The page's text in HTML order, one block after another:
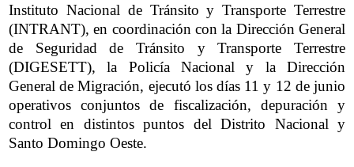
Instituto Nacional de Tránsito y Transporte Terrestre
(INTRANT), en coordinación con la Dirección General
de Seguridad de Tránsito y Transporte Terrestre
(DIGESETT), la Policía Nacional y la Dirección
General de Migración, ejecutó los días 11 y 12 de junio
operativos conjuntos de fiscalización, depuración y
control en distintos puntos del Distrito Nacional y
Santo Domingo Oeste.